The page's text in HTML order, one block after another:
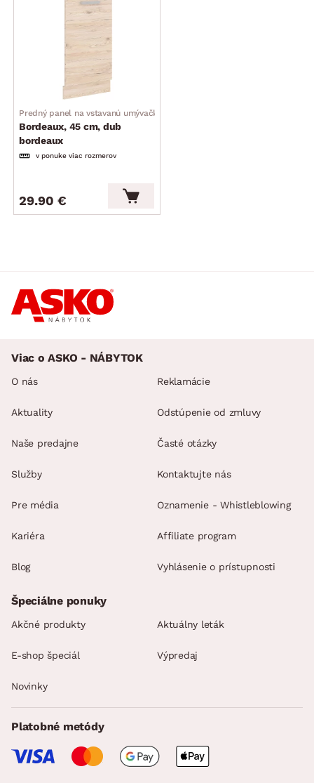
Predný panel na vstavanú umývačku
Bordeaux, 45 cm, dub
bordeaux
v ponuke viac rozmerov
29.90 €
Viac o ASKO - NÁBYTOK
O nás
Aktuality
Naše predajne
Služby
Pre média
Kariéra
Blog
Reklamácie
Odstúpenie od zmluvy
Časté otázky
Kontaktujte nás
Oznamenie - Whistleblowing
Affiliate program
Vyhlásenie o prístupnosti
Špeciálne ponuky
Akčné produkty Aktuálny leták
E-shop špeciál Výpredaj
Novinky
Platobné metódy